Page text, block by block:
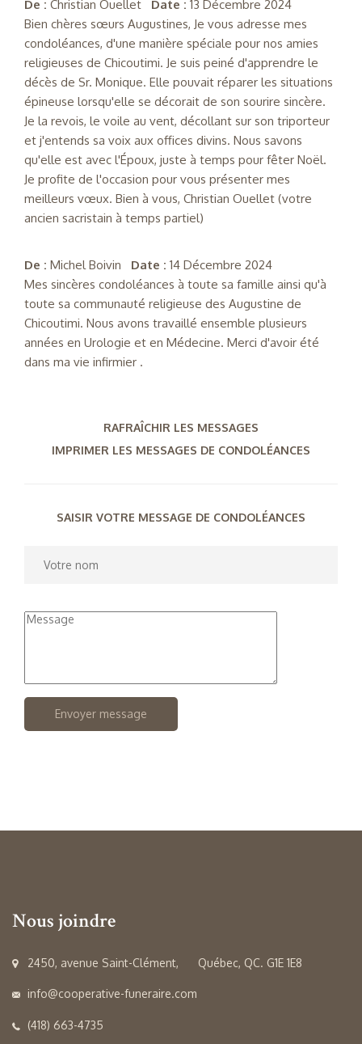
De : Christian Ouellet Date : 13 Décembre 2024
Bien chères sœurs Augustines, Je vous adresse mes
condoléances, d'une manière spéciale pour nos amies
religieuses de Chicoutimi. Je suis peiné d'apprendre le
décès de Sr. Monique. Elle pouvait réparer les situations
épineuse lorsqu'elle se décorait de son sourire sincère.
Je la revois, le voile au vent, décollant sur son triporteur
et j'entends sa voix aux offices divins. Nous savons
qu'elle est avec l'Époux, juste à temps pour fêter Noël.
Je profite de l'occasion pour vous présenter mes
meilleurs vœux. Bien à vous, Christian Ouellet (votre
ancien sacristain à temps partiel)
De : Michel Boivin Date : 14 Décembre 2024
Mes sincères condoléances à toute sa famille ainsi qu'à
toute sa communauté religieuse des Augustine de
Chicoutimi. Nous avons travaillé ensemble plusieurs
années en Urologie et en Médecine. Merci d'avoir été
dans ma vie infirmier .
RAFRAÎCHIR LES MESSAGES
IMPRIMER LES MESSAGES DE CONDOLÉANCES
SAISIR VOTRE MESSAGE DE CONDOLÉANCES
Nous joindre
2450, avenue Saint-Clément, Québec, QC. G1E 1E8
info@cooperative-funeraire.com
(418) 663-4735